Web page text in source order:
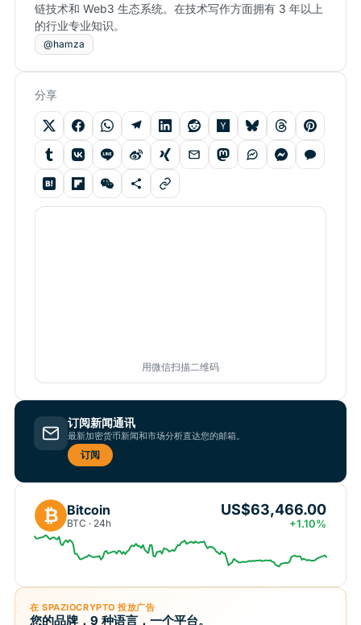
链技术和 Web3 生态系统。在技术写作方面拥有 3 年以上
的行业专业知识。
@hamza
分享
用微信扫描二维码
订阅新闻通讯
最新加密货币新闻和市场分析直达您的邮箱。
订阅
₿ Bitcoin
BTC · 24h
US$63,466.00
+1.10%
在 SPAZIOCRYPTO 投放广告
您的品牌，9 种语言，一个平台。